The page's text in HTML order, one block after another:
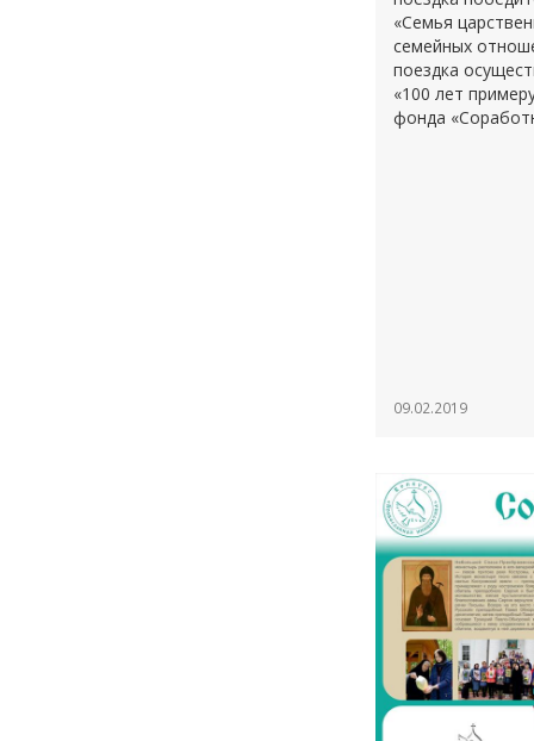
«Семья
семейных
поездка
«100 лет
фонда
09.02.2019